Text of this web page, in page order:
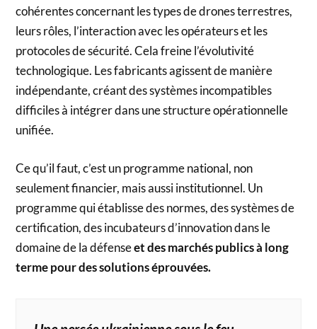
cohérentes concernant les types de drones terrestres,
leurs rôles, l’interaction avec les opérateurs et les
protocoles de sécurité. Cela freine l’évolutivité
technologique. Les fabricants agissent de manière
indépendante, créant des systèmes incompatibles
difficiles à intégrer dans une structure opérationnelle
unifiée.
Ce qu’il faut, c’est un programme national, non
seulement financier, mais aussi institutionnel. Un
programme qui établisse des normes, des systèmes de
certification, des incubateurs d’innovation dans le
domaine de la défenseet des marchés publics à long
terme pour des solutions éprouvées.